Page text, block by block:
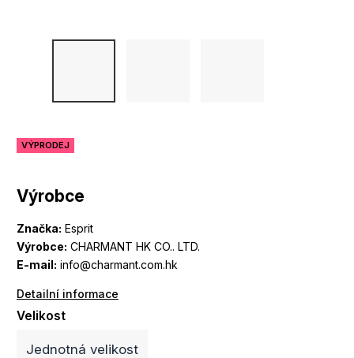
Výrobce
Značka: Esprit
Výrobce: CHARMANT HK CO.. LTD.
E-mail: info@charmant.com.hk
Detailní informace
VÝPRODEJ
Velikost
Jednotná velikost